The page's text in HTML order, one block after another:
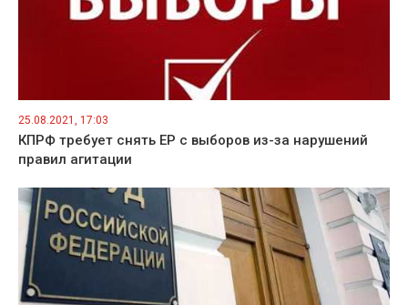
25.08.2021, 17:03
КПРФ требует снять ЕР с выборов из-за нарушений
правил агитации